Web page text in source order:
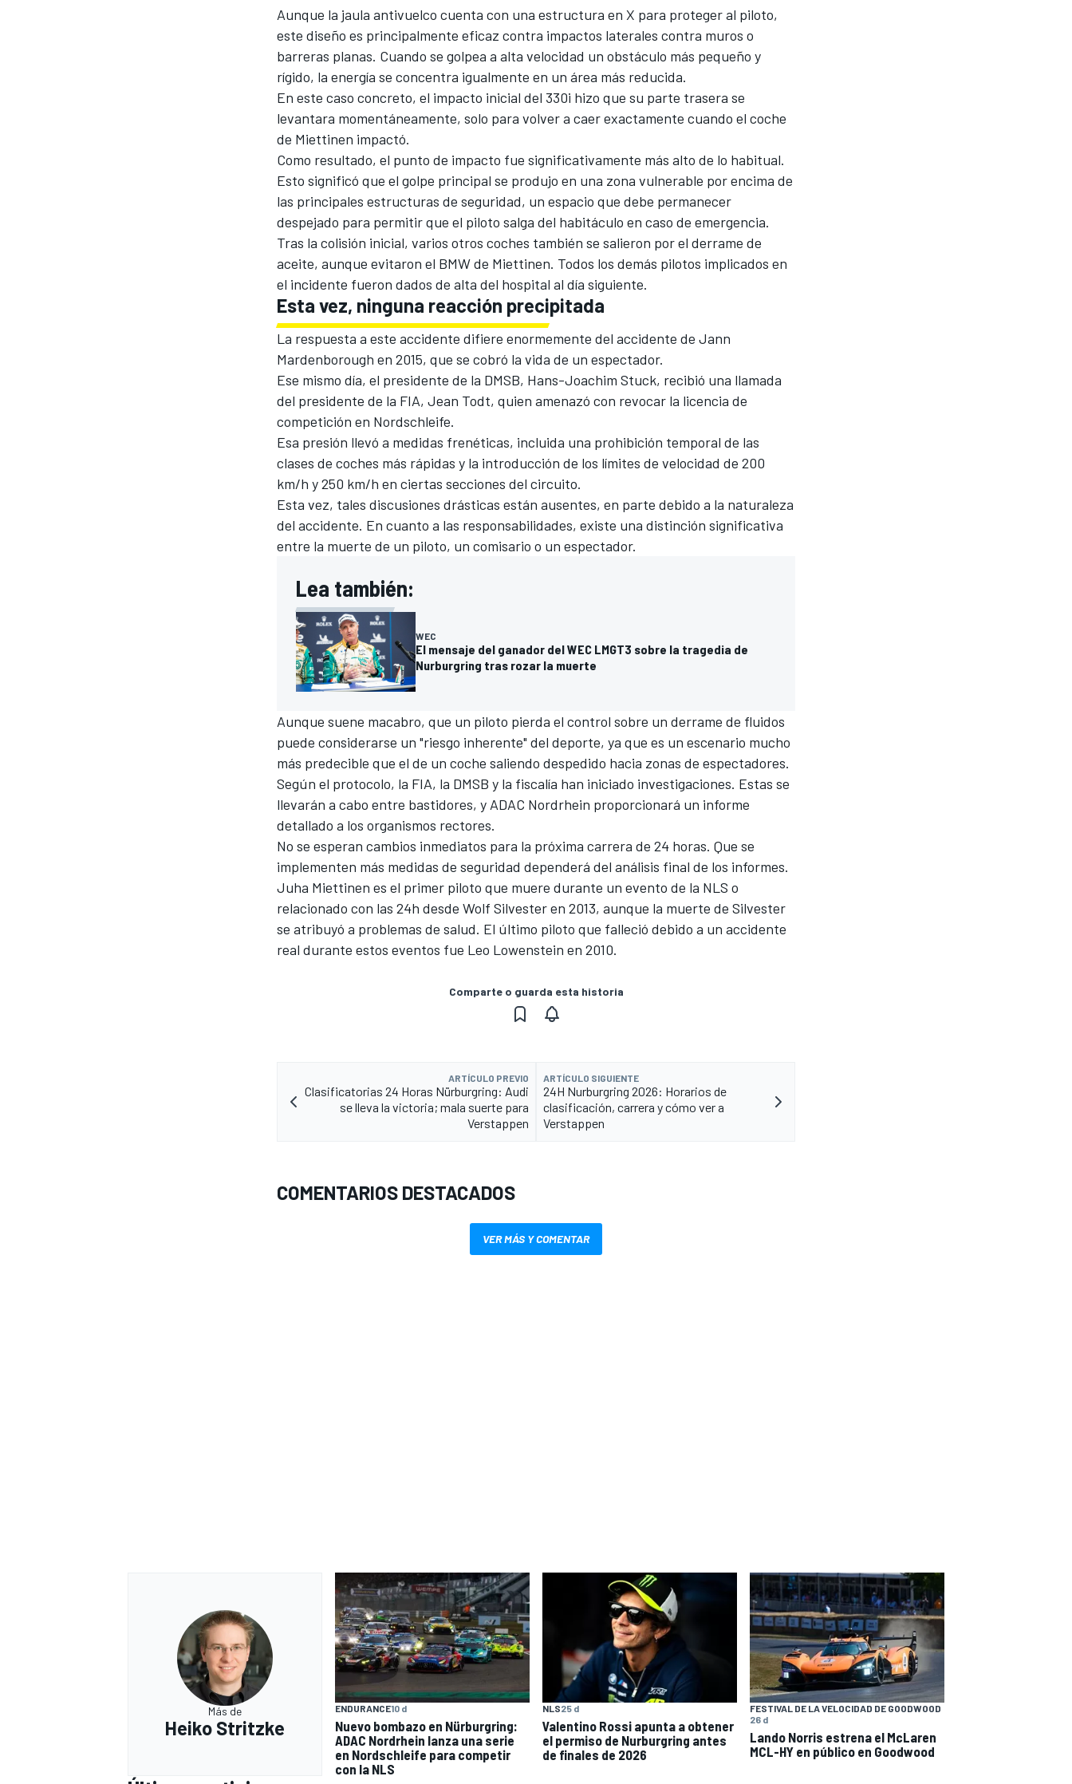
Aunque la jaula antivuelco cuenta con una estructura en X para proteger al piloto,
este diseño es principalmente eficaz contra impactos laterales contra muros o
barreras planas. Cuando se golpea a alta velocidad un obstáculo más pequeño y
rígido, la energía se concentra igualmente en un área más reducida.
En este caso concreto, el impacto inicial del 330i hizo que su parte trasera se
levantara momentáneamente, solo para volver a caer exactamente cuando el coche
de Miettinen impactó.
Como resultado, el punto de impacto fue significativamente más alto de lo habitual.
Esto significó que el golpe principal se produjo en una zona vulnerable por encima de
las principales estructuras de seguridad, un espacio que debe permanecer
despejado para permitir que el piloto salga del habitáculo en caso de emergencia.
Tras la colisión inicial, varios otros coches también se salieron por el derrame de
aceite, aunque evitaron el BMW de Miettinen. Todos los demás pilotos implicados en
el incidente fueron dados de alta del hospital al día siguiente.
Esta vez, ninguna reacción precipitada
La respuesta a este accidente difiere enormemente del accidente de Jann
Mardenborough en 2015, que se cobró la vida de un espectador.
Ese mismo día, el presidente de la DMSB, Hans-Joachim Stuck, recibió una llamada
del presidente de la FIA, Jean Todt, quien amenazó con revocar la licencia de
competición en Nordschleife.
Esa presión llevó a medidas frenéticas, incluida una prohibición temporal de las
clases de coches más rápidas y la introducción de los límites de velocidad de 200
km/h y 250 km/h en ciertas secciones del circuito.
Esta vez, tales discusiones drásticas están ausentes, en parte debido a la naturaleza
del accidente. En cuanto a las responsabilidades, existe una distinción significativa
entre la muerte de un piloto, un comisario o un espectador.
Lea también:
WEC
El mensaje del ganador del WEC LMGT3 sobre la tragedia de
Nurburgring tras rozar la muerte
Aunque suene macabro, que un piloto pierda el control sobre un derrame de fluidos
puede considerarse un "riesgo inherente" del deporte, ya que es un escenario mucho
más predecible que el de un coche saliendo despedido hacia zonas de espectadores.
Según el protocolo, la FIA, la DMSB y la fiscalía han iniciado investigaciones. Estas se
llevarán a cabo entre bastidores, y ADAC Nordrhein proporcionará un informe
detallado a los organismos rectores.
No se esperan cambios inmediatos para la próxima carrera de 24 horas. Que se
implementen más medidas de seguridad dependerá del análisis final de los informes.
Juha Miettinen es el primer piloto que muere durante un evento de la NLS o
relacionado con las 24h desde Wolf Silvester en 2013, aunque la muerte de Silvester
se atribuyó a problemas de salud. El último piloto que falleció debido a un accidente
real durante estos eventos fue Leo Lowenstein en 2010.
Comparte o guarda esta historia
ARTÍCULO PREVIO
Clasificatorias 24 Horas Nürburgring: Audi
se lleva la victoria; mala suerte para
Verstappen
ARTÍCULO SIGUIENTE
24H Nurburgring 2026: Horarios de
clasificación, carrera y cómo ver a
Verstappen
COMENTARIOS DESTACADOS
VER MÁS Y COMENTAR
Más de
Heiko Stritzke
ENDURANCE10 d
Nuevo bombazo en Nürburgring:
ADAC Nordrhein lanza una serie
en Nordschleife para competir
con la NLS
NLS25 d
Valentino Rossi apunta a obtener
el permiso de Nurburgring antes
de finales de 2026
FESTIVAL DE LA VELOCIDAD DE GOODWOOD
26 d
Lando Norris estrena el McLaren
MCL-HY en público en Goodwood